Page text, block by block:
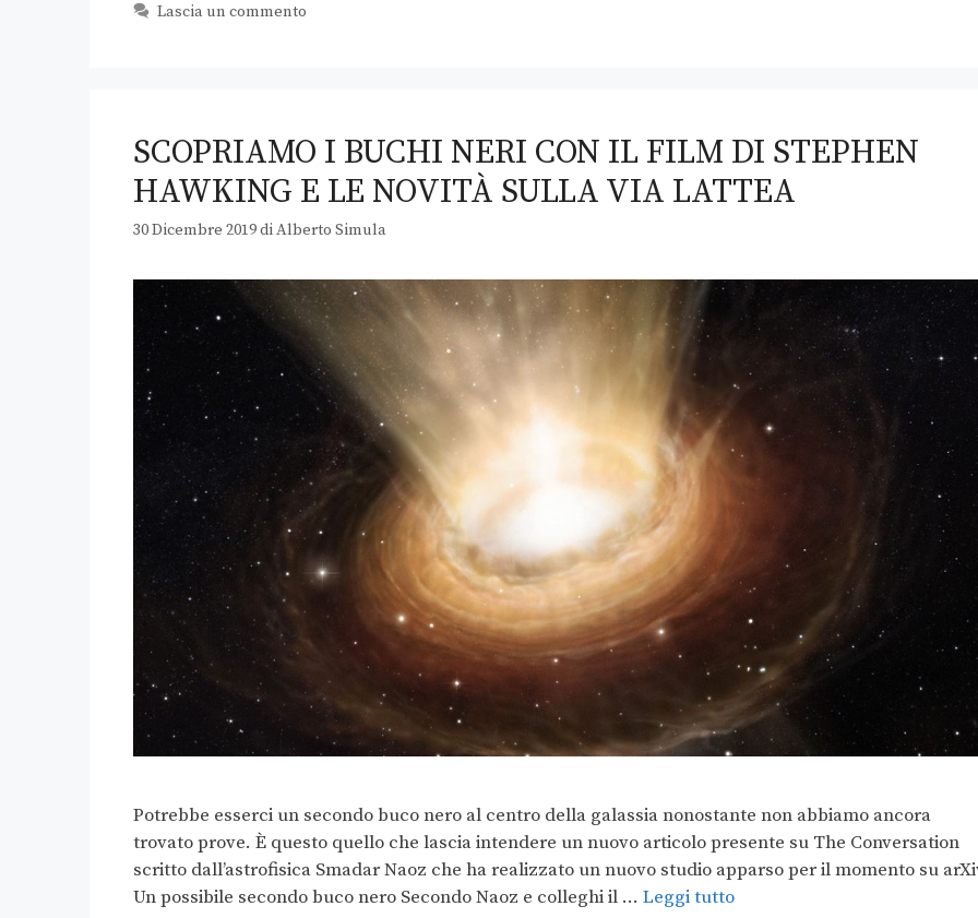
Lascia un commento
SCOPRIAMO I BUCHI NERI CON IL FILM DI STEPHEN
HAWKING E LE NOVITÀ SULLA VIA LATTEA
30 Dicembre 2019diAlberto Simula
Potrebbe esserci un secondo buco nero al centro della galassia nonostante non abbiamo ancora
trovato prove. È questo quello che lascia intendere un nuovo articolo presente su The Conversation
scritto dall’astrofisica Smadar Naoz che ha realizzato un nuovo studio apparso per il momento su
Un possibile secondo buco nero Secondo Naoz e colleghi il … Leggi tutto